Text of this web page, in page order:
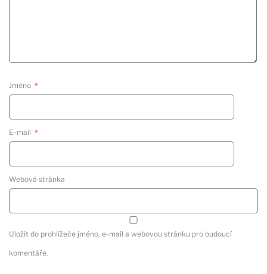
Jméno *
E-mail *
Webová stránka
Uložit do prohlížeče jméno, e-mail a webovou stránku pro budoucí
komentáře.